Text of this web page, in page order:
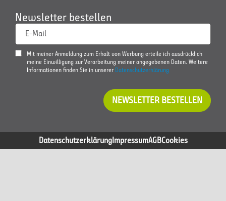
Newsletter bestellen
E-Mail
Mit meiner Anmeldung zum Erhalt von Werbung erteile ich ausdrücklich
meine Einwilligung zur Verarbeitung meiner angegebenen Daten. Weitere
Informationen finden Sie in unserer Datenschutzerklärung
NEWSLETTER BESTELLEN
DatenschutzerklärungImpressumAGBCookies